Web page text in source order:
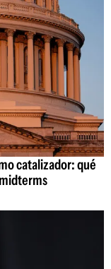
catalizador: qué